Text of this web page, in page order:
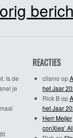
Is de
je
REACTIES
clismo op
het Jaar
Rick Bop
het Jaar
Herr Meijer
conXies’